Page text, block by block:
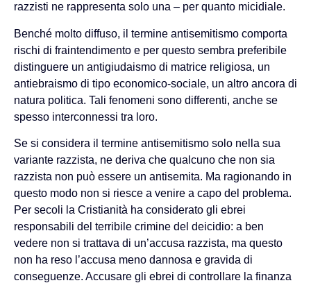
razzisti ne rappresenta solo una – per quanto micidiale.
Benché molto diffuso, il termine antisemitismo comporta
rischi di fraintendimento e per questo sembra preferibile
distinguere un antigiudaismo di matrice religiosa, un
antiebraismo di tipo economico-sociale, un altro ancora di
natura politica. Tali fenomeni sono differenti, anche se
spesso interconnessi tra loro.
Se si considera il termine antisemitismo solo nella sua
variante razzista, ne deriva che qualcuno che non sia
razzista non può essere un antisemita. Ma ragionando in
questo modo non si riesce a venire a capo del problema.
Per secoli la Cristianità ha considerato gli ebrei
responsabili del terribile crimine del deicidio: a ben
vedere non si trattava di un’accusa razzista, ma questo
non ha reso l’accusa meno dannosa e gravida di
conseguenze. Accusare gli ebrei di controllare la finanza